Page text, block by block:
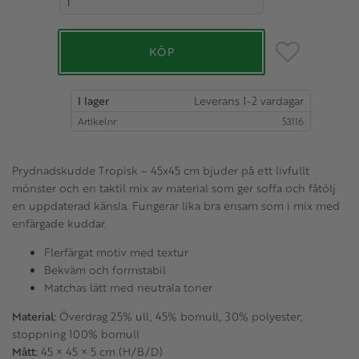
KÖP Lägg till i
I lager
Artikelnr 53116
Prydnadskudde Tropisk – 45x45 cm bjuder på ett livfullt
mönster och en taktil mix av material som ger soffa och fåtölj
en uppdaterad känsla. Fungerar lika bra ensam som i mix med
enfärgade kuddar.
Flerfärgat motiv med textur
Bekväm och formstabil
Matchas lätt med neutrala toner
Material: Överdrag 25% ull, 45% bomull, 30% polyester;
stoppning 100% bomull
Mått: 45 × 45 × 5 cm (H/B/D)